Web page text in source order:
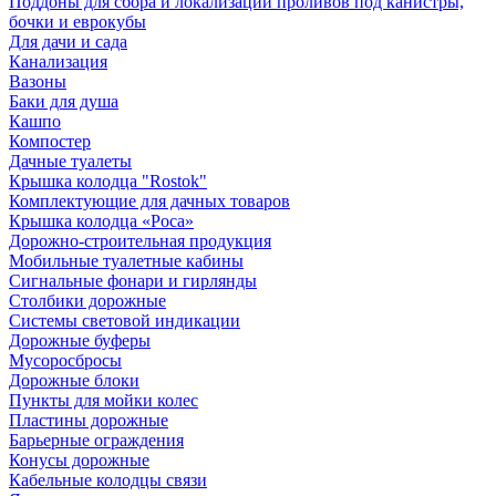
бочки и еврокубы
Для дачи и сада
Канализация
Вазоны
Баки для душа
Кашпо
Компостер
Дачные туалеты
Крышка колодца "Rostok"
Комплектующие для дачных товаров
Крышка колодца «Роса»
Дорожно-строительная продукция
Мобильные туалетные кабины
Сигнальные фонари и гирлянды
Столбики дорожные
Системы световой индикации
Дорожные буферы
Мусоросбросы
Дорожные блоки
Пункты для мойки колес
Пластины дорожные
Барьерные ограждения
Конусы дорожные
Кабельные колодцы связи